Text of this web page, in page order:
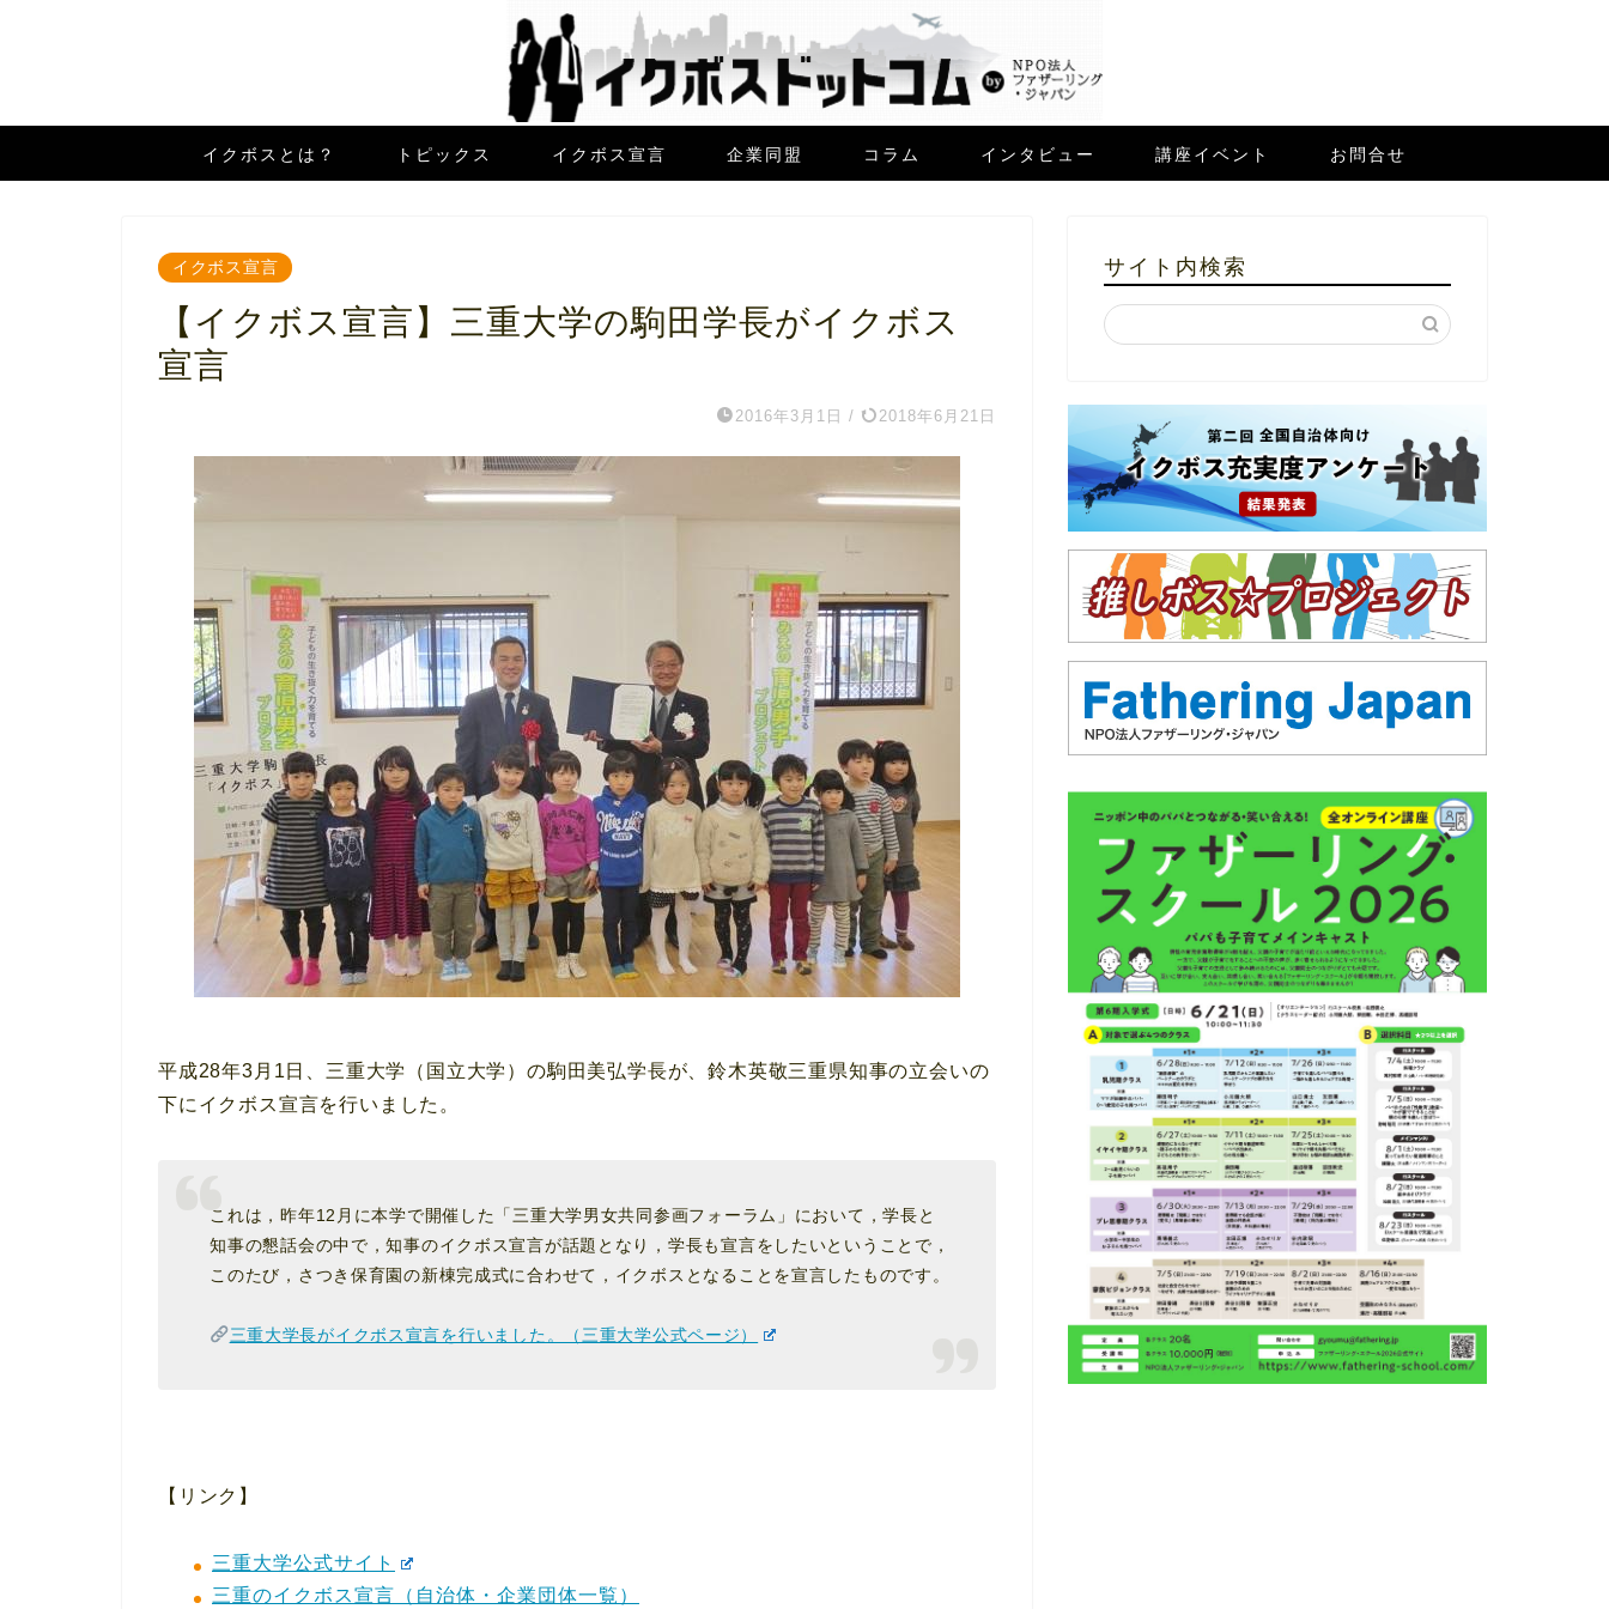
イクボスとは？ トピックス イクボス宣言 企業同盟 コラム インタビュー 講座イベント お問合せ
イクボス宣言
【イクボス宣言】三重大学の駒田学長がイクボス
宣言
2016年3月1日 / 2018年6月21日
平成28年3月1日、三重大学（国立大学）の駒田美弘学長が、鈴木英敬三重県知事の立会いの
下にイクボス宣言を行いました。
これは，昨年12月に本学で開催した「三重大学男女共同参画フォーラム」において，学長と
知事の懇話会の中で，知事のイクボス宣言が話題となり，学長も宣言をしたいということで，
このたび，さつき保育園の新棟完成式に合わせて，イクボスとなることを宣言したものです。
三重大学長がイクボス宣言を行いました。（三重大学公式ページ）
【リンク】
三重大学公式サイト
三重のイクボス宣言（自治体・企業団体一覧）
サイト内検索